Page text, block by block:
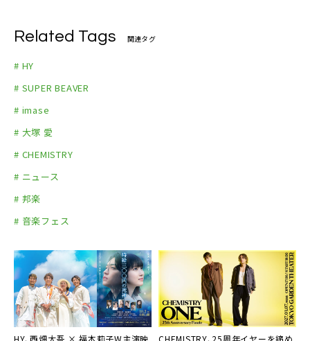
◆HY オフィシャルYouTubeチャンネル
Related Tags 関連タグ
# HY
# SUPER BEAVER
# imase
# 大塚 愛
# CHEMISTRY
# ニュース
# 邦楽
# 音楽フェス